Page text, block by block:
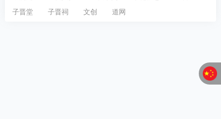
子晋堂
子晋祠 文创 道网